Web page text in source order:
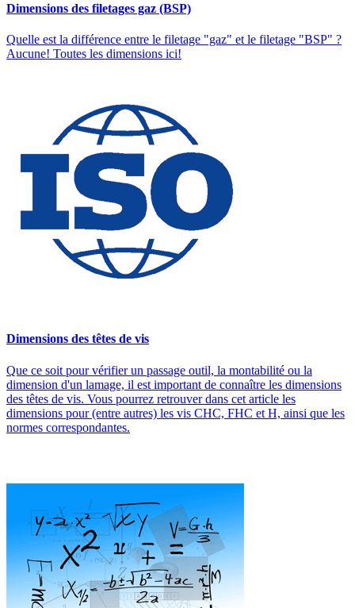
Dimensions des filetages gaz (BSP)
Quelle est la différence entre le filetage "gaz" et le filetage "BSP" ?
Aucune! Toutes les dimensions ici!
Dimensions des têtes de vis
Que ce soit pour vérifier un passage outil, la montabilité ou la
dimension d'un lamage, il est important de connaître les dimensions
des têtes de vis. Vous pourrez retrouver dans cet article les
dimensions pour (entre autres) les vis CHC, FHC et H, ainsi que les
normes correspondantes.